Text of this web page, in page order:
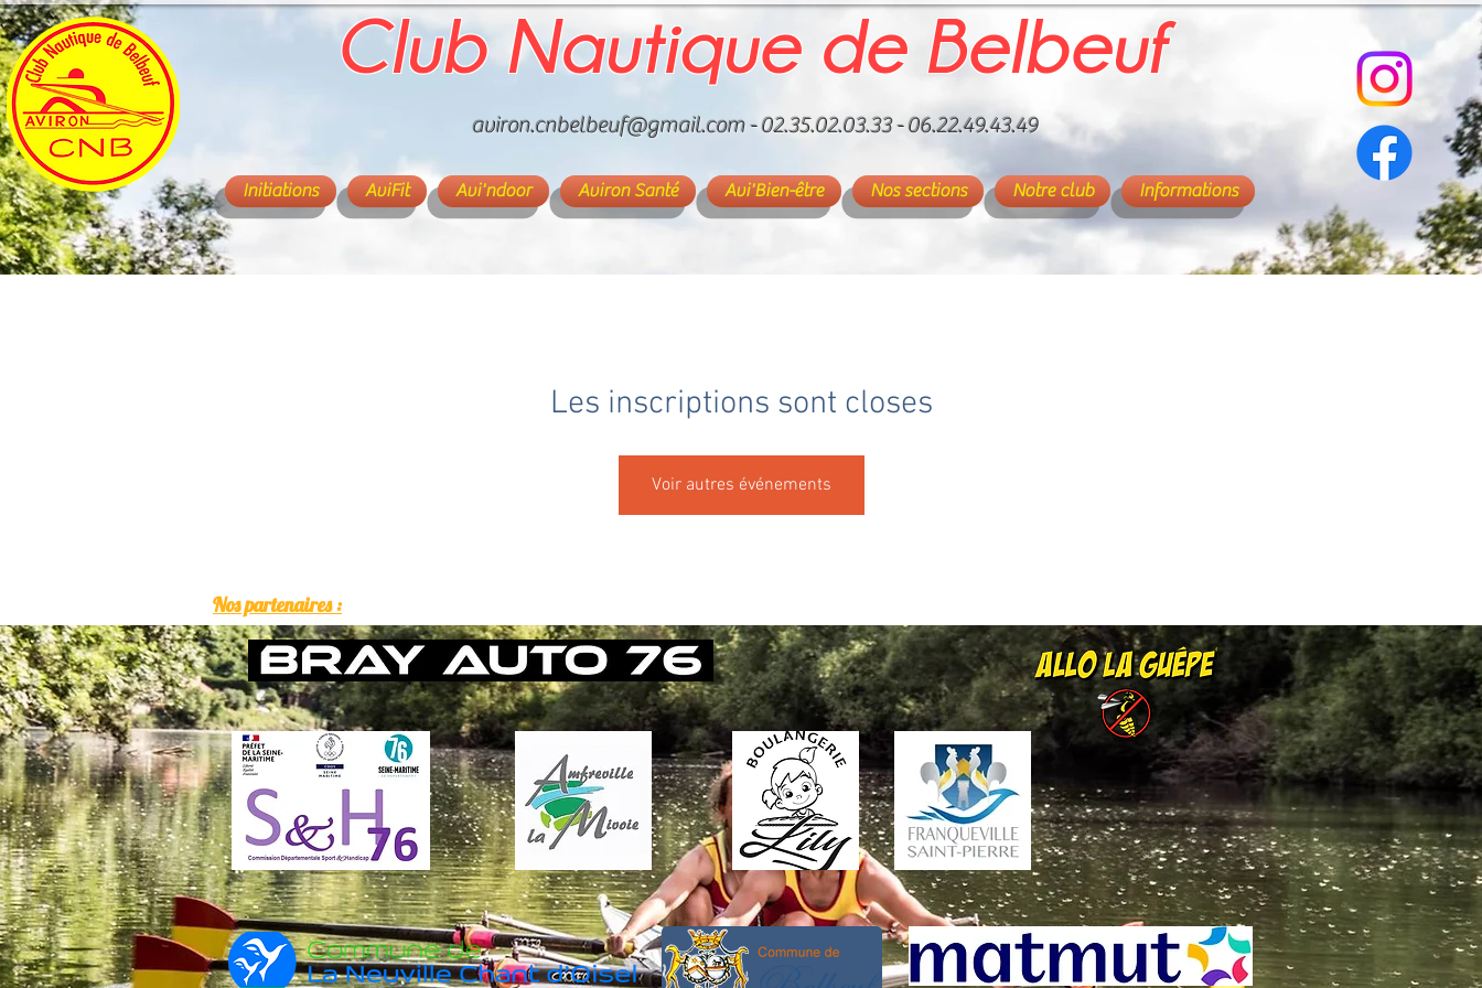
Club Nautique de Belbeuf
aviron.cnbelbeuf@gmail.com- 02.35.02.03.33 - 06.22.49.43.49
Initiations AviFit Avi'ndoor Aviron Santé Avi'Bien-être Nos sections Notre club Informations
Les inscriptions sont closes
Voir autres événements
Nos partenaires :